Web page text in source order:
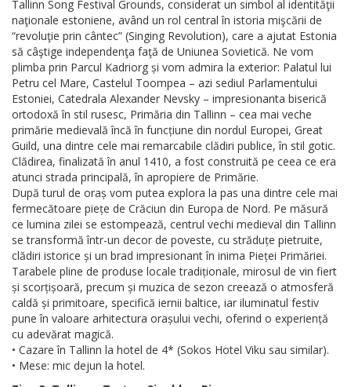
Tallinn Song Festival Grounds, considerat un simbol al identităţii
naţionale estoniene, având un rol central în istoria mişcării de
“revoluţie prin cântec” (Singing Revolution), care a ajutat Estonia
să câştige independenţa faţă de Uniunea Sovietică. Ne vom
plimba prin Parcul Kadriorg și vom admira la exterior: Palatul lui
Petru cel Mare, Castelul Toompea – azi sediul Parlamentului
Estoniei, Catedrala Alexander Nevsky – impresionanta biserică
ortodoxă în stil rusesc, Primăria din Tallinn – cea mai veche
primărie medievală încă în funcțiune din nordul Europei, Great
Guild, una dintre cele mai remarcabile clădiri publice, în stil gotic.
Clădirea, finalizată în anul 1410, a fost construită pe ceea ce era
atunci strada principală, în apropiere de Primărie.
După turul de oraș vom putea explora la pas una dintre cele mai
fermecătoare piețe de Crăciun din Europa de Nord. Pe măsură
ce lumina zilei se estompează, centrul vechi medieval din Tallinn
se transformă într-un decor de poveste, cu străduțe pietruite,
clădiri istorice și un brad impresionant în inima Pieței Primăriei.
Tarabele pline de produse locale tradiționale, mirosul de vin fiert
și scorțișoară, precum și muzica de sezon creează o atmosferă
caldă și primitoare, specifică iernii baltice, iar iluminatul festiv
pune în valoare arhitectura orașului vechi, oferind o experiență
cu adevărat magică.
• Cazare în Tallinn la hotel de 4* (Sokos Hotel Viku sau similar).
• Mese: mic dejun la hotel.